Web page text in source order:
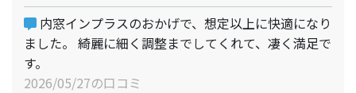
内窓インプラスのおかげで、想定以上に快適になり
ました。 綺麗に細く調整までしてくれて、凄く満足で
す。
2026/05/27の口コミ